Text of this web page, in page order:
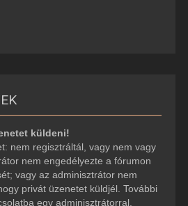
küldeni!
nem regisztráltál, vagy nem vagy
nem engedélyezte a fórumon
vagy az adminisztrátor nem
privát üzenetet küldjél. További
egy adminisztrátorral.